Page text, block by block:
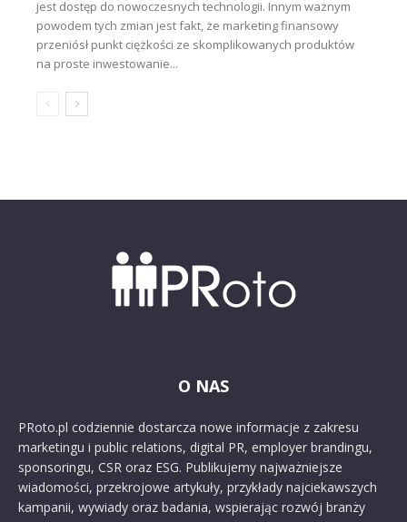
jest dostęp do nowoczesnych technologii. Innym ważnym
powodem tych zmian jest fakt, że marketing finansowy
przeniósł punkt ciężkości ze skomplikowanych produktów
na proste inwestowanie...
O NAS
PRoto.pl codziennie dostarcza nowe informacje z zakresu
marketingu i public relations, digital PR, employer brandingu,
sponsoringu, CSR oraz ESG. Publikujemy najważniejsze
wiadomości, przekrojowe artykuły, przykłady najciekawszych
kampanii, wywiady oraz badania, wspierając rozwój branży